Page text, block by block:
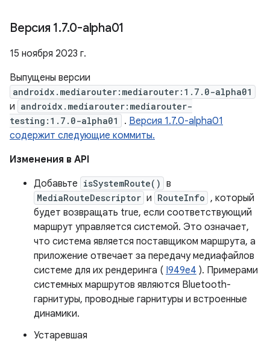
Версия 1.7.0-alpha01
15 ноября 2023 г.
Выпущены версии
androidx.mediarouter:mediarouter:1.7.0-alpha01
и androidx.mediarouter:mediarouter-
testing:1.7.0-alpha01
. Версия 1.7.0-alpha01
содержит следующие коммиты.
Изменения в API
Добавьте isSystemRoute() в
MediaRouteDescriptor и RouteInfo , который
будет возвращать true, если соответствующий
маршрут управляется системой. Это означает,
что система является поставщиком маршрута, а
приложение отвечает за передачу медиафайлов
системе для их рендеринга ( I949e4 ). Примерами
системных маршрутов являются Bluetooth-
гарнитуры, проводные гарнитуры и встроенные
динамики.
Устаревшая